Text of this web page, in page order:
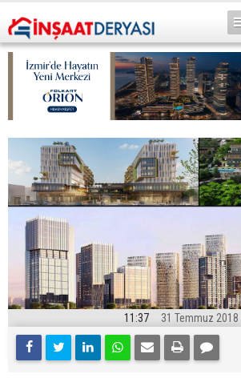
11:37 31 Temmuz 2018